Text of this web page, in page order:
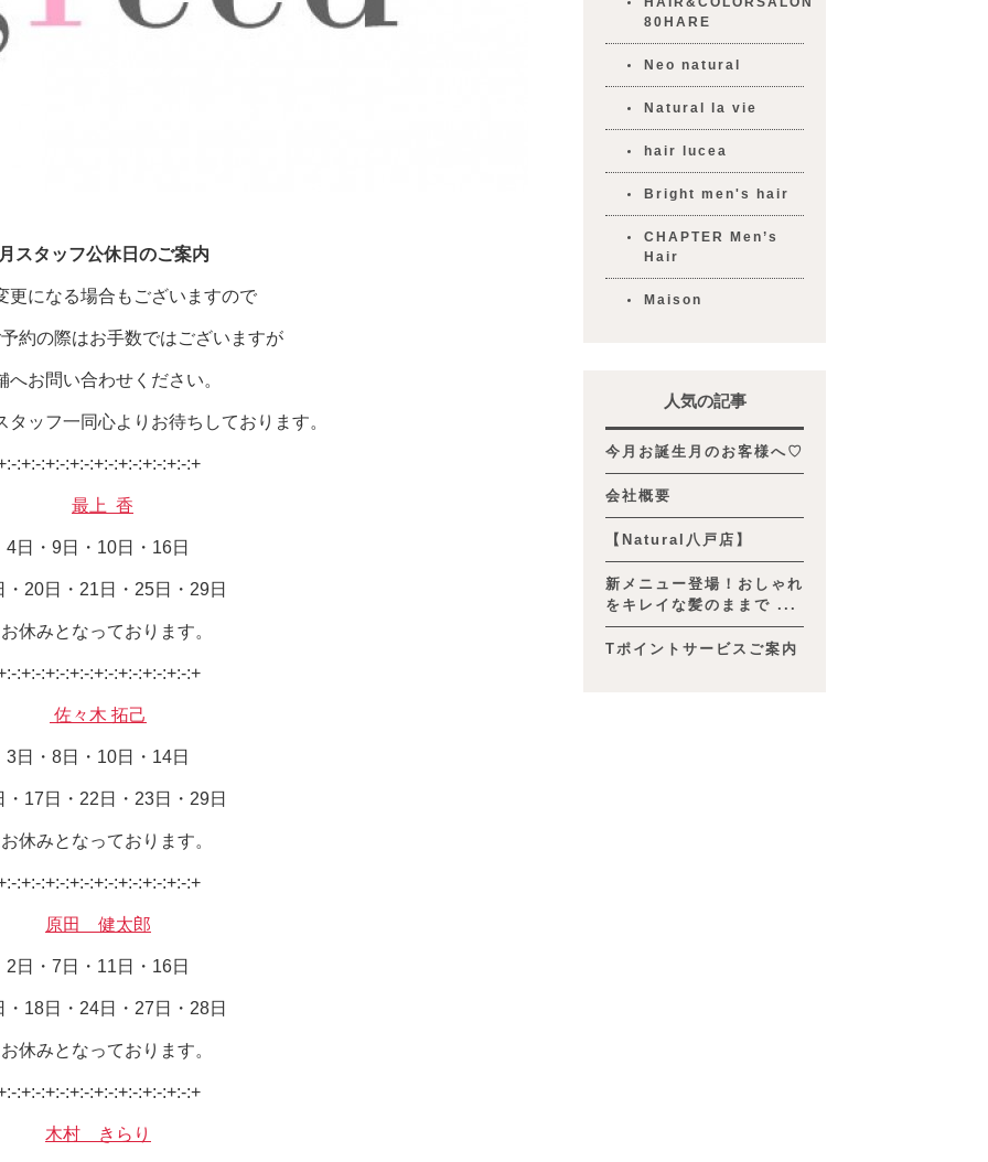
スタッフ公休日のご案内
更になる場合もございますので
約の際はお手数ではございますが
へお問い合わせください。
タッフ一同心よりお待ちしております。
:+:-:+:-:+:-:+:-:+:-:+:-:+:-:+
最上 香
4日・9日・10日・16日
・20日・21日・25日・29日
休みとなっております。
:+:-:+:-:+:-:+:-:+:-:+:-:+:-:+
佐々木 拓己
3日・8日・10日・14日
・17日・22日・23日・29日
休みとなっております。
:+:-:+:-:+:-:+:-:+:-:+:-:+:-:+
原田 健太郎
2日・7日・11日・16日
・18日・24日・27日・28日
休みとなっております。
:+:-:+:-:+:-:+:-:+:-:+:-:+:-:+
木村 きらり
80HARE
Neo natural
Natural la vie
hair lucea
Bright men's hair
CHAPTER Men’s
Hair
Maison
人気の記事
今月お誕生月のお客様へ♡
会社概要
【Natural八戸店】
新メニュー登場！おしゃれ
をキレイな髪のままで ...
Tポイントサービスご案内